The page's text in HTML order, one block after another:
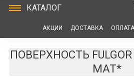
КАТАЛОГ
АКЦИИ ДОСТАВКА ОПЛАТА
ПОВЕРХНОСТЬ FULGOR
MAT*